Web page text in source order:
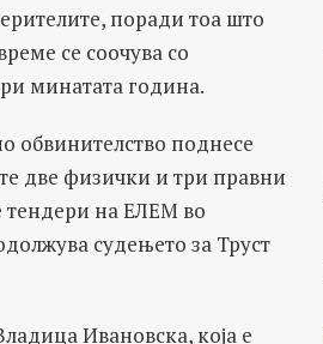
поради тоа што
се соочува со
минатата година.
обвинителство поднесе
две физички и три правни
тендери на ЕЛЕМ во
судењето за Труст
Ивановска, која е